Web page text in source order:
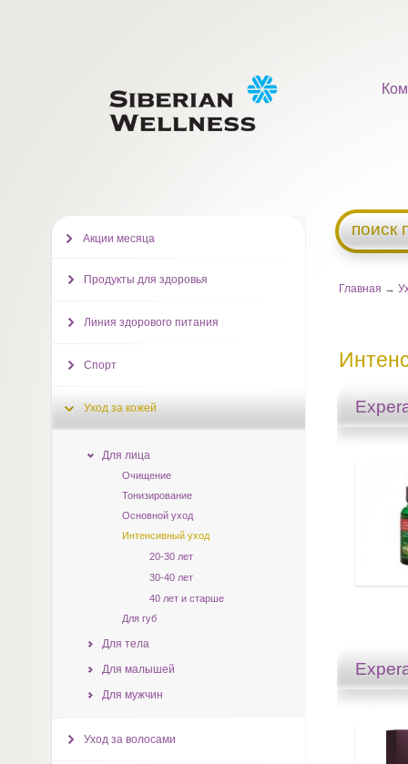
поиск
Главная →
Акции месяца
Продукты для здоровья
Линия здорового питания
Спорт
Уход за кожей
Для лица
Очищение
Тонизирование
Основной уход
Интенсивный уход
20-30 лет
30-40 лет
40 лет и старше
Для губ
Для тела
Для малышей
Для мужчин
Уход за волосами